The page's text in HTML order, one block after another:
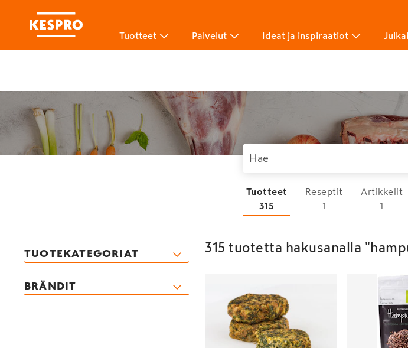
Tuotteet Palvelut Ideat ja inspiraatiot
Tuotteet
315
Reseptit
1
Artikkelit
1
TUOTEKATEGORIAT
BRÄNDIT
315 tuotetta hakusanalla